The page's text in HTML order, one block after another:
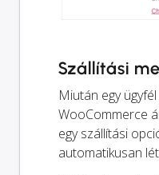
Szállítási
Miután egy
WooCommerce
egy szállítási
automatikusan